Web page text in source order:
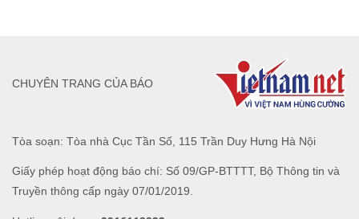
Tòa soạn: Tòa nhà Cục Tần Số, 115 Trần Duy Hưng Hà Nội
Giấy phép hoạt động báo chí: Số 09/GP-BTTTT, Bộ Thông tin và
Truyền thông cấp ngày 07/01/2019.
CHUYÊN TRANG CỦA BÁO